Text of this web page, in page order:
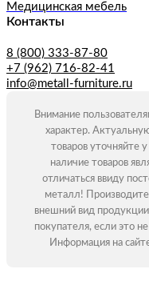
Медицинская мебель
Контакты
8 (800) 333-87-80
+7 (962) 716-82-41
info@metall-furniture.ru
Внимание
характер.
товаров уточняйте
наличие товаров
отличаться ввиду
металл!
внешний вид
покупателя, если это
Информация на